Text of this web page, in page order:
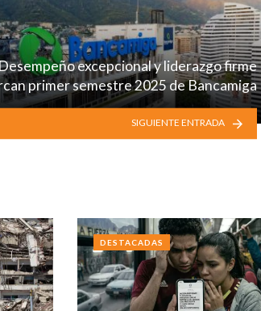
excepcional y liderazgo firme
primer semestre 2025 de Bancamiga
SIGUIENTE ENTRADA
DESTACADAS